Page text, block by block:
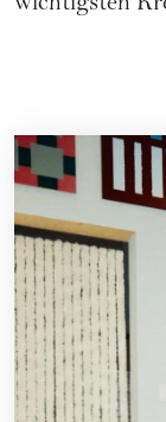
wichtigsten